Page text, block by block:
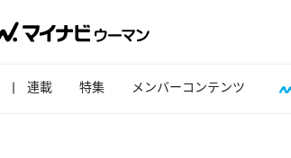
連載 特集 メンバーコンテンツ